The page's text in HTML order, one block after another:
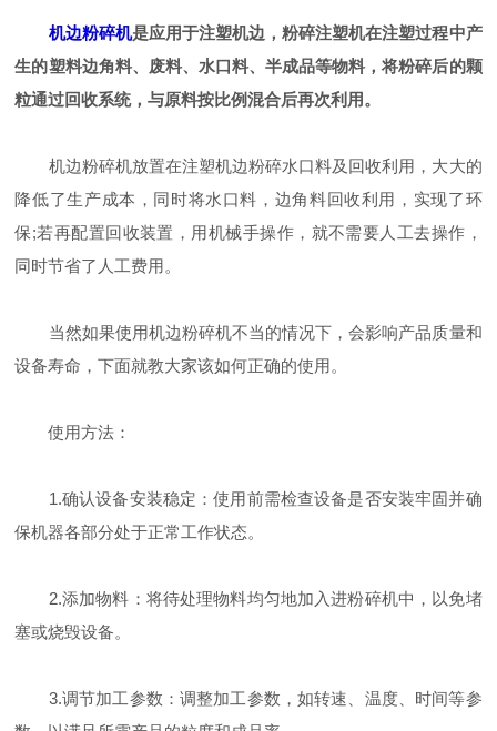
机边粉碎机是应用于注塑机边，粉碎注塑机在注塑过程中产
生的塑料边角料、废料、水口料、半成品等物料，将粉碎后的颗
粒通过回收系统，与原料按比例混合后再次利用。
机边粉碎机放置在注塑机边粉碎水口料及回收利用，大大的
降低了生产成本，同时将水口料，边角料回收利用，实现了环
保;若再配置回收装置，用机械手操作，就不需要人工去操作，
同时节省了人工费用。
当然如果使用机边粉碎机不当的情况下，会影响产品质量和
设备寿命，下面就教大家该如何正确的使用。
使用方法：
1.确认设备安装稳定：使用前需检查设备是否安装牢固并确
保机器各部分处于正常工作状态。
2.添加物料：将待处理物料均匀地加入进粉碎机中，以免堵
塞或烧毁设备。
3.调节加工参数：调整加工参数，如转速、温度、时间等参